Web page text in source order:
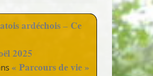
ardéchois – Ce
2025
« Parcours de vie »